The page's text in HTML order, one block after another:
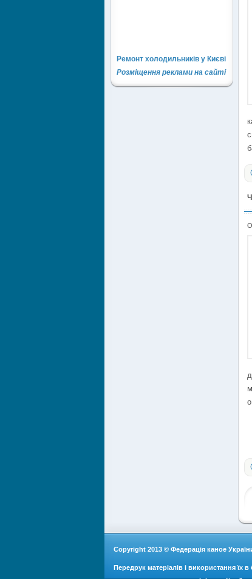
Ремонт холодильників у Києві
Розміщення реклами на сайті
Copyright 2013 © Федерація каное
Передрук матеріалів і використання їх